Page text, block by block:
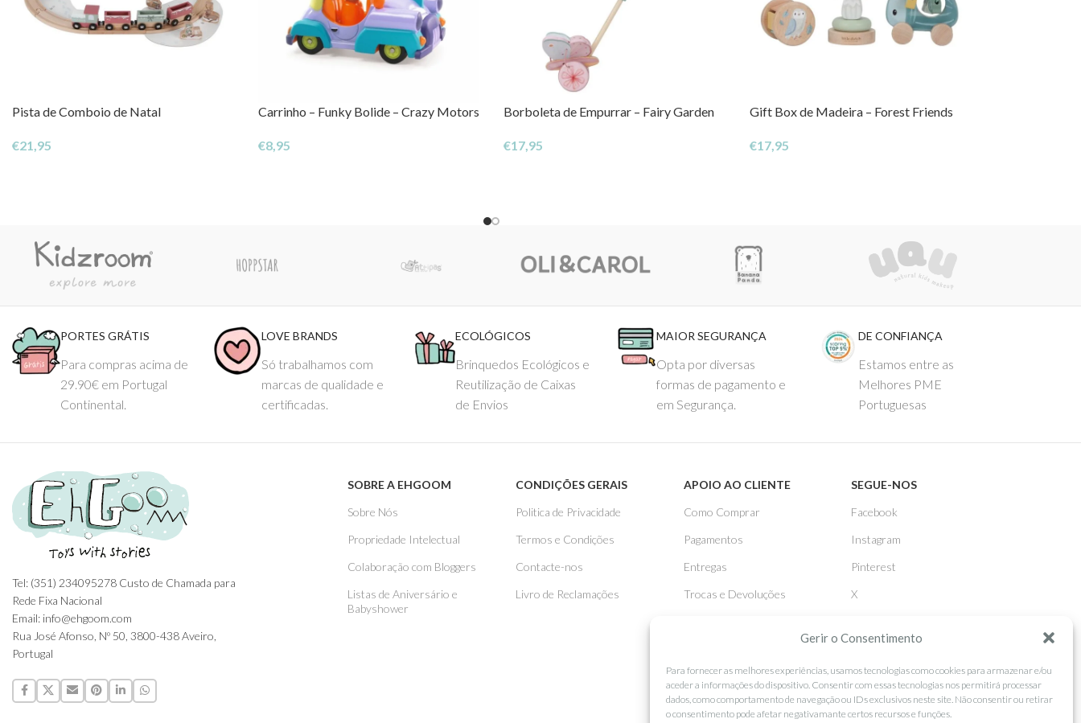
Gerir o Consentimento
Para fornecer as melhores experiências, usamos tecnologias como cookies para armazenar e/ou
aceder a informações do dispositivo. Consentir com essas tecnologias nos permitirá processar
dados, como comportamento de navegação ou IDs exclusivos neste site. Não consentir ou retirar
o consentimento pode afetar negativamante certos recursos e funções.
Pista de Comboio de Natal
€21,95
Carrinho – Funky Bolide – Crazy Motors
€8,95
Borboleta de Empurrar – Fairy Garden
€17,95
Gift Box de Madeira – Forest Friends
€17,95
PORTES GRÁTIS
Para compras acima de
29.90€ em Portugal
Continental.
LOVE BRANDS
Só trabalhamos com
marcas de qualidade e
certificadas.
ECOLÓGICOS
Brinquedos Ecológicos e
Reutilização de Caixas
de Envios
MAIOR SEGURANÇA
Opta por diversas
formas de pagamento e
em Segurança.
DE CONFIANÇA
Estamos entre as
Melhores PME
Portuguesas
Tel: (351) 234095278 Custo de Chamada para
Rede Fixa Nacional
Email: info@ehgoom.com
Rua José Afonso, Nº 50, 3800-438 Aveiro,
Portugal
SOBRE A EHGOOM
Sobre Nós
Propriedade Intelectual
Colaboração com Bloggers
Listas de Aniversário e
Babyshower
CONDIÇÕES GERAIS
Politica de Privacidade
Termos e Condições
Contacte-nos
Livro de Reclamações
APOIO AO CLIENTE
Como Comprar
Pagamentos
Entregas
Trocas e Devoluções
SEGUE-NOS
Facebook
Instagram
Pinterest
X